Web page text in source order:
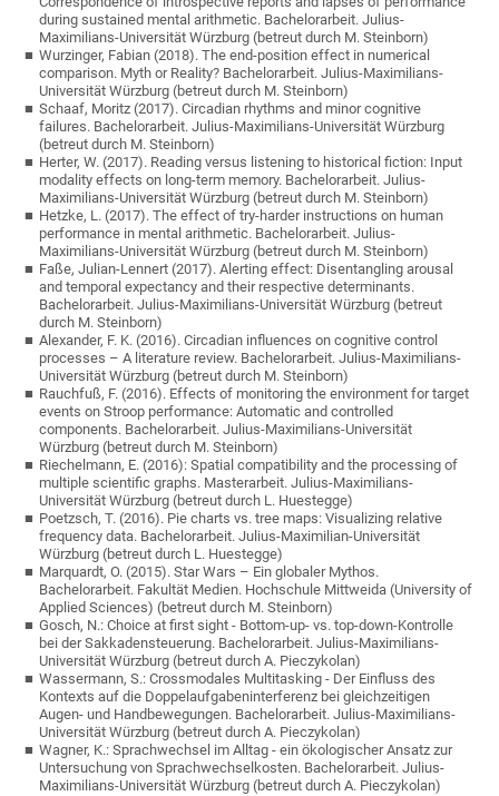
during sustained mental arithmetic. Bachelorarbeit. Julius-
Maximilians-Universität Würzburg (betreut durch M. Steinborn)
Wurzinger, Fabian (2018). The end-position effect in numerical
comparison. Myth or Reality? Bachelorarbeit. Julius-Maximilians-
Universität Würzburg (betreut durch M. Steinborn)
Schaaf, Moritz (2017). Circadian rhythms and minor cognitive
failures. Bachelorarbeit. Julius-Maximilians-Universität Würzburg
(betreut durch M. Steinborn)
Herter, W. (2017). Reading versus listening to historical fiction: Input
modality effects on long-term memory. Bachelorarbeit. Julius-
Maximilians-Universität Würzburg (betreut durch M. Steinborn)
Hetzke, L. (2017). The effect of try-harder instructions on human
performance in mental arithmetic. Bachelorarbeit. Julius-
Maximilians-Universität Würzburg (betreut durch M. Steinborn)
Faße, Julian-Lennert (2017). Alerting effect: Disentangling arousal
and temporal expectancy and their respective determinants.
Bachelorarbeit. Julius-Maximilians-Universität Würzburg (betreut
durch M. Steinborn)
Alexander, F. K. (2016). Circadian influences on cognitive control
processes – A literature review. Bachelorarbeit. Julius-Maximilians-
Universität Würzburg (betreut durch M. Steinborn)
Rauchfuß, F. (2016). Effects of monitoring the environment for target
events on Stroop performance: Automatic and controlled
components. Bachelorarbeit. Julius-Maximilians-Universität
Würzburg (betreut durch M. Steinborn)
Riechelmann, E. (2016): Spatial compatibility and the processing of
multiple scientific graphs. Masterarbeit. Julius-Maximilians-
Universität Würzburg (betreut durch L. Huestegge)
Poetzsch, T. (2016). Pie charts vs. tree maps: Visualizing relative
frequency data. Bachelorarbeit. Julius-Maximilian-Universität
Würzburg (betreut durch L. Huestegge)
Marquardt, O. (2015). Star Wars – Ein globaler Mythos.
Bachelorarbeit. Fakultät Medien. Hochschule Mittweida (University of
Applied Sciences) (betreut durch M. Steinborn)
Gosch, N.: Choice at first sight - Bottom-up- vs. top-down-Kontrolle
bei der Sakkadensteuerung. Bachelorarbeit. Julius-Maximilians-
Universität Würzburg (betreut durch A. Pieczykolan)
Wassermann, S.: Crossmodales Multitasking - Der Einfluss des
Kontexts auf die Doppelaufgabeninterferenz bei gleichzeitigen
Augen- und Handbewegungen. Bachelorarbeit. Julius-Maximilians-
Universität Würzburg (betreut durch A. Pieczykolan)
Wagner, K.: Sprachwechsel im Alltag - ein ökologischer Ansatz zur
Untersuchung von Sprachwechselkosten. Bachelorarbeit. Julius-
Maximilians-Universität Würzburg (betreut durch A. Pieczykolan)